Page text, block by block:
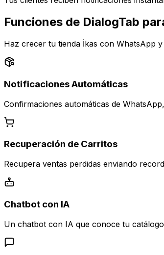
Funciones de DialogTab
Haz crecer tu tienda İkas con WhatsApp
Notificaciones Automáticas
Confirmaciones automáticas de
Recuperación de Carritos
Recupera ventas perdidas enviando
Chatbot con IA
Un chatbot con IA que conoce tu